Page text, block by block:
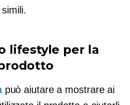
lifestyle per la
può aiutare a mostrare ai